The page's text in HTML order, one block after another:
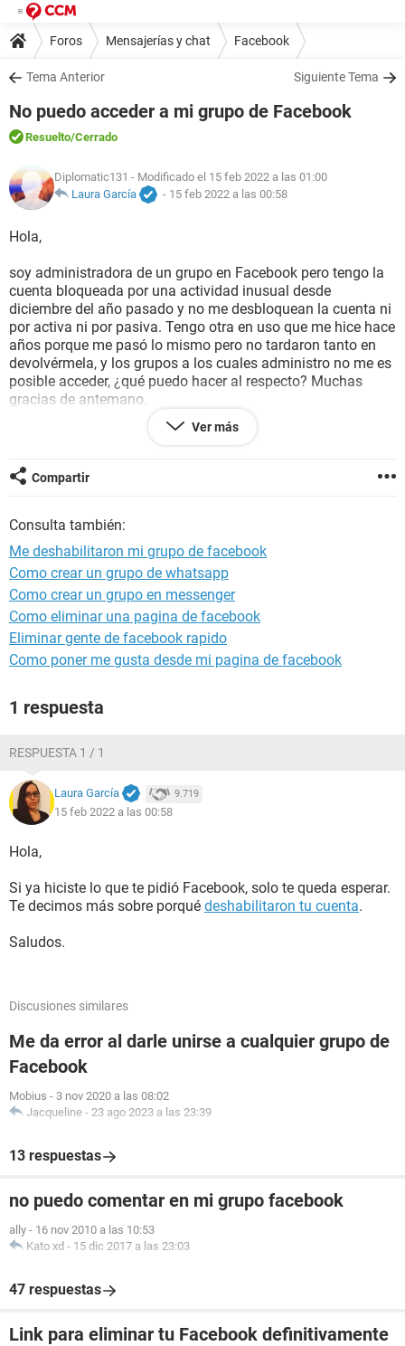
Foros Mensajerías y chat Facebook
Tema Anterior Siguiente Tema
No puedo acceder a mi grupo de Facebook
Resuelto/Cerrado
Diplomatic131 - Modificado el 15 feb 2022 a las 01:00
Laura García
- 15 feb 2022 a las 00:58
Hola,
soy administradora de un grupo en Facebook pero tengo la
cuenta bloqueada por una actividad inusual desde
diciembre del año pasado y no me desbloquean la cuenta ni
por activa ni por pasiva. Tengo otra en uso que me hice hace
años porque me pasó lo mismo pero no tardaron tanto en
devolvérmela, y los grupos a los cuales administro no me es
posible acceder, ¿qué puedo hacer al respecto? Muchas
gracias de antemano.
Ver más
Compartir
Consulta también:
Me deshabilitaron mi grupo de facebook
Como crear un grupo de whatsapp
Como crear un grupo en messenger
Como eliminar una pagina de facebook
Eliminar gente de facebook rapido
Como poner me gusta desde mi pagina de facebook
1 respuesta
RESPUESTA 1 / 1
Laura García 9.719
15 feb 2022 a las 00:58
Hola,
Si ya hiciste lo que te pidió Facebook, solo te queda esperar.
Te decimos más sobre porqué deshabilitaron tu cuenta.
Saludos.
Discusiones similares
Me da error al darle unirse a cualquier grupo de
Facebook
Mobius - 3 nov 2020 a las 08:02
Jacqueline - 23 ago 2023 a las 23:39
13 respuestas
no puedo comentar en mi grupo facebook
ally - 16 nov 2010 a las 10:53
Kato xd - 15 dic 2017 a las 23:03
47 respuestas
Link para eliminar tu Facebook definitivamente